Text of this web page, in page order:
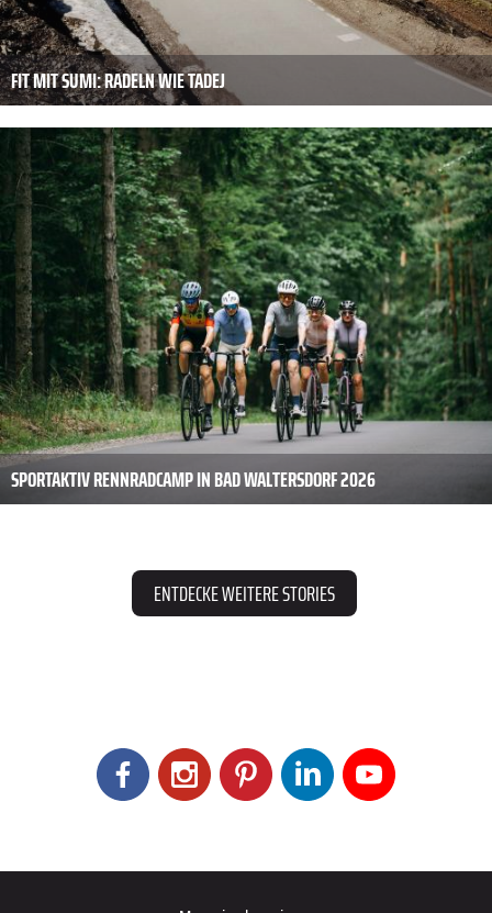
FIT MIT SUMI: RADELN WIE TADEJ
SPORTAKTIV RENNRADCAMP IN BAD WALTERSDORF 2026
ENTDECKE WEITERE STORIES